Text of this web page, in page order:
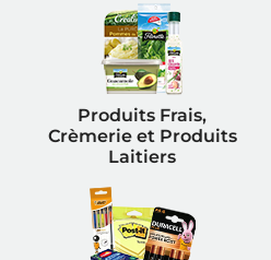
Produits Frais,
Crèmerie et Produits
Laitiers